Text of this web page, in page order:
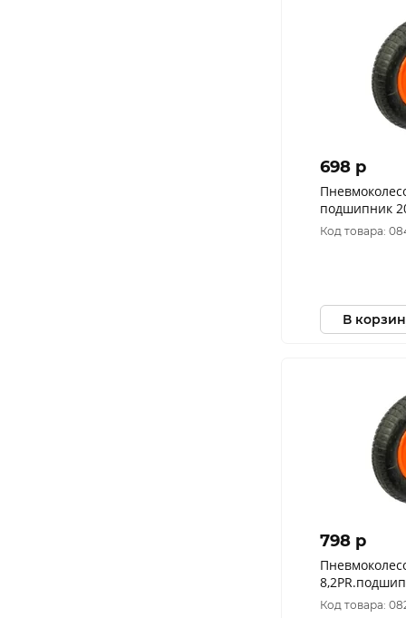
698 p
подшипник
Код товара:
В
798 p
Код товара: